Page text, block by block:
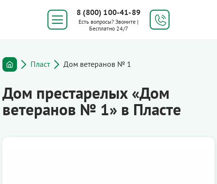
8 (800) 100-41-89
Есть вопросы? Звоните |
Бесплатно 24/7
Пласт Дом ветеранов № 1
Дом престарелых «Дом
ветеранов № 1» в Пласте